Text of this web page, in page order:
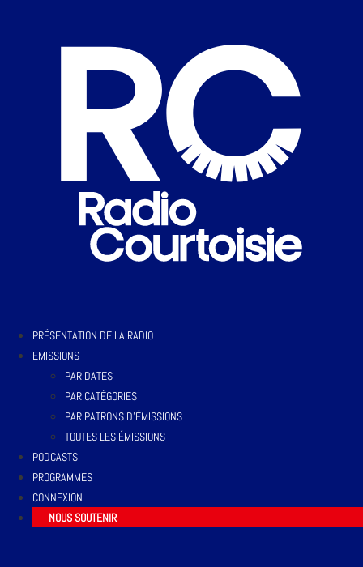
PRÉSENTATION DE LA RADIO
EMISSIONS
PAR DATES
PAR CATÉGORIES
PAR PATRONS D’ÉMISSIONS
TOUTES LES ÉMISSIONS
PODCASTS
PROGRAMMES
CONNEXION
NOUS SOUTENIR